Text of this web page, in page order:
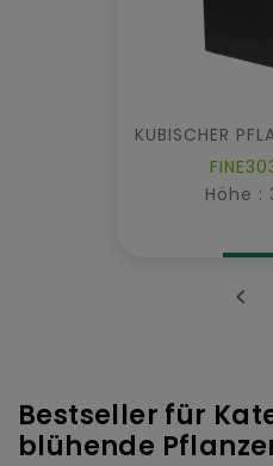
Höhe :

Bestseller für
blühende